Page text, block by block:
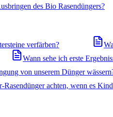
des Bio Rasendüngers?
verfärben?
Wann sehe ich erste
von unserem Dünger
achten, wenn es